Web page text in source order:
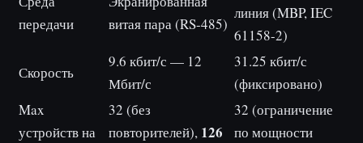
передачи
витая пара (RS-485)
линия (MBP, IEC
61158-2)
Скорость
9.6 кбит/с — 12
Мбит/с
31.25 кбит/с
(фиксировано)
Max
устройств на
32 (без
повторителей), 126
32 (ограничение
по мощности